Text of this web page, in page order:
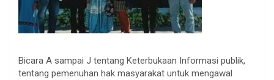
Bicara A sampai J tentang Keterbukaan Informasi publik,
tentang pemenuhan hak masyarakat untuk mengawal